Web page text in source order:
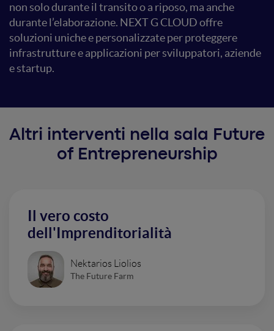
non solo durante il transito o a riposo, ma anche
durante l’elaborazione. NEXT G CLOUD offre
soluzioni uniche e personalizzate per proteggere
infrastrutture e applicazioni per sviluppatori, aziende
e startup.
Altri interventi nella sala Future
of Entrepreneurship
Il vero costo
dell'Imprenditorialità
Nektarios Liolios
The Future Farm